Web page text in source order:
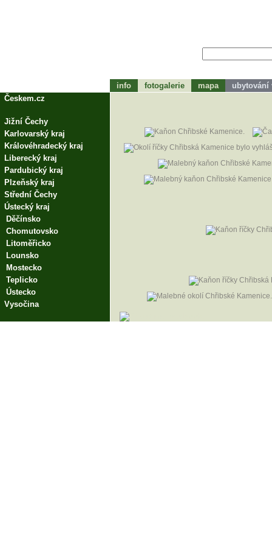
info fotogalerie mapa
Českem.cz
Jižní Čechy
Karlovarský kraj
Královéhradecký kraj
Liberecký kraj
Pardubický kraj
Plzeňský kraj
Střední Čechy
Ústecký kraj
Děčínsko
Chomutovsko
Litoměřicko
Lounsko
Mostecko
Teplicko
Ústecko
Vysočina
tohle bude zápátí